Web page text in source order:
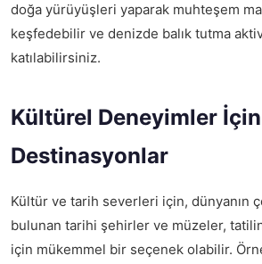
doğa yürüyüşleri yaparak muhteşem
keşfedebilir ve denizde balık tutma
katılabilirsiniz.
Kültürel Deneyimler
Destinasyonlar
Kültür ve tarih severleri için, dünyanın
bulunan tarihi şehirler ve müzeler,
için mükemmel bir seçenek olabilir.